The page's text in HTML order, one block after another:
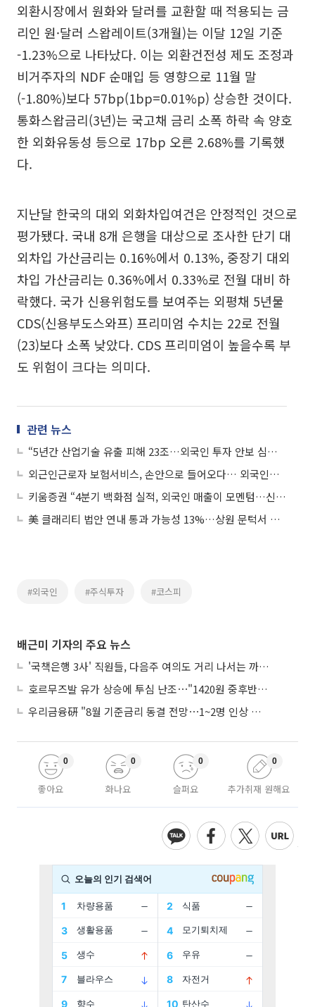
외환시장에서 원화와 달러를 교환할 때 적용되는 금
리인 원·달러 스왑레이트(3개월)는 이달 12일 기준
-1.23%으로 나타났다. 이는 외환건전성 제도 조정과
비거주자의 NDF 순매입 등 영향으로 11월 말
(-1.80%)보다 57bp(1bp=0.01%p) 상승한 것이다.
통화스왑금리(3년)는 국고채 금리 소폭 하락 속 양호
한 외화유동성 등으로 17bp 오른 2.68%를 기록했
다.
지난달 한국의 대외 외화차입여건은 안정적인 것으로
평가됐다. 국내 8개 은행을 대상으로 조사한 단기 대
외차입 가산금리는 0.16%에서 0.13%, 중장기 대외
차입 가산금리는 0.36%에서 0.33%로 전월 대비 하
락했다. 국가 신용위험도를 보여주는 외평채 5년물
CDS(신용부도스와프) 프리미엄 수치는 22로 전월
(23)보다 소폭 낮았다. CDS 프리미엄이 높을수록 부
도 위험이 크다는 의미다.
관련 뉴스
“5년간 산업기술 유출 피해 23조…외국인 투자 안보 심사 기준 강화해야”
외근인근로자 보험서비스, 손안으로 들어오다… 외국인근로자 금융 접근의 문턱 낮춘 BNK
키움증권 “4분기 백화점 실적, 외국인 매출이 모멘텀…신세계 성장률 가팔라”
美 클래리티 법안 연내 통과 가능성 13%…상원 문턱서 제동
#외국인 #주식투자 #코스피
배근미 기자의 주요 뉴스
'국책은행 3사' 직원들, 다음주 여의도 거리 나서는 까닭은
호르무즈발 유가 상승에 투심 난조⋯"1420원 중후반 등락"
우리금융硏 "8월 기준금리 동결 전망⋯1~2명 인상 소수의견 낼 것"
좋아요
0
화나요
0
슬퍼요
0
추가취재 원해요
0